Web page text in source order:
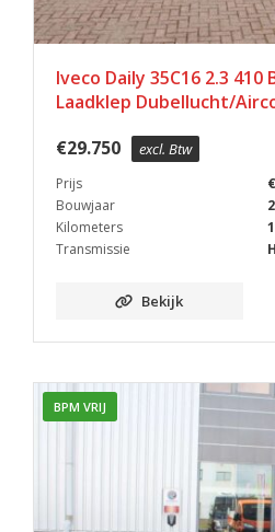
Iveco Daily 35C16 2.3
Laadklep Dubellucht/
€29.750 excl. Btw
Prijs
Bouwjaar
Kilometers
Transmissie
Bekijk
BPM VRIJ